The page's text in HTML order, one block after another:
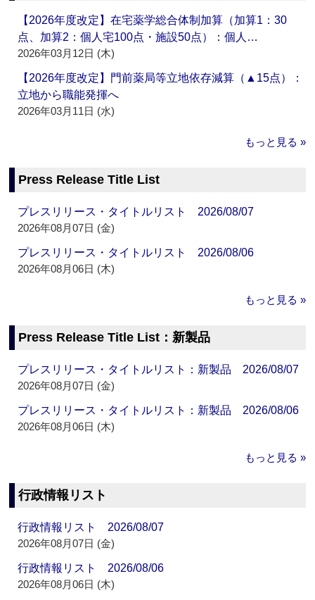
【2026年度改定】在宅薬学総合体制加算（加算1：30
点、加算2：個人宅100点・施設50点）：個人…
2026年03月12日 (木)
【2026年度改定】門前薬局等立地依存減算（▲15点）：
立地から職能発揮へ
2026年03月11日 (水)
もっと見る »
Press Release Title List
プレスリリース・タイトルリスト 2026/08/07
2026年08月07日 (金)
プレスリリース・タイトルリスト 2026/08/06
2026年08月06日 (木)
もっと見る »
Press Release Title List：新製品
プレスリリース・タイトルリスト：新製品 2026/08/07
2026年08月07日 (金)
プレスリリース・タイトルリスト：新製品 2026/08/06
2026年08月06日 (木)
もっと見る »
行政情報リスト
行政情報リスト 2026/08/07
2026年08月07日 (金)
行政情報リスト 2026/08/06
2026年08月06日 (木)